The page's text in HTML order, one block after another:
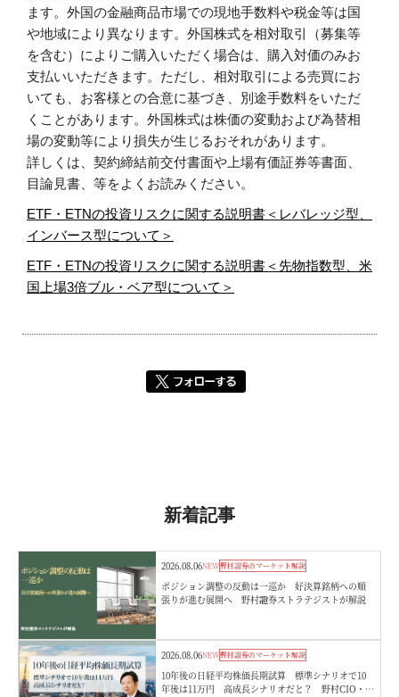
ます。外国の金融商品市場での現地手数料や税金等は国
や地域により異なります。外国株式を相対取引（募集等
を含む）によりご購入いただく場合は、購入対価のみお
支払いいただきます。ただし、相対取引による売買にお
いても、お客様との合意に基づき、別途手数料をいただ
くことがあります。外国株式は株価の変動および為替相
場の変動等により損失が生じるおそれがあります。
詳しくは、契約締結前交付書面や上場有価証券等書面、
目論見書、等をよくお読みください。
ETF・ETNの投資リスクに関する説明書＜レバレッジ型、
インバース型について＞
ETF・ETNの投資リスクに関する説明書＜先物指数型、米
国上場3倍ブル・ベア型について＞
新着記事
2026.08.06NEW野村證券のマーケット解説
ポジション調整の反動は一巡か 好決算銘柄への順
張りが進む展開へ 野村證券ストラテジストが解説
2026.08.06NEW野村證券のマーケット解説
10年後の日経平均株価長期試算 標準シナリオで10
年後は11万円 高成長シナリオだと？ 野村CIO・宮